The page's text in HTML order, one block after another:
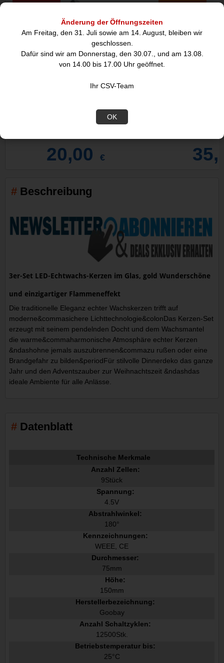
Änderung der Öffnungszeiten
Am Freitag, den 31. Juli sowie am 14. August, bleiben wir
geschlossen.
Dafür sind wir am Donnerstag, den 30.07., und am 13.08.
von 14.00 bis 17.00 Uhr geöffnet.
Ihr CSV-Team
OK
2-fach Gartensteckdose mit Funk-
Fernbedienung,
20,00 €
Beschreibung
3er-Set LED-Echtwachs-Kerzen im Glas, gold Wunderschöne
und einzigartiger Flammeneffekt
Die traditionelle Eleganz echter Wachskerzen trifft auf
moderne&commasichere Lichttechnologie&colonDas Kerzen-Set
erzeugt mit seinem pendelnden Docht und dem Wachsmantel
die warme&commaharmonische Atmosphäre echter Kerzen
&ndashohne jemals auszubrennen&commazu rußen oder eine
Brandgefahr zu bilden&periodFür stilvolle Dinnerdeko das ganze
Jahr und den Adventszauber zur Weihnachtszeit &ndashdas
ideale Ambiente für alle Anlässe.
Datenblatt
Technische Merkmale
Anzahl Zellen:
9Stück
Spannung:
4.5V
Abstrahlwinkel:
180°
Kennzeichnungen:
WEEE, CE
Durchmesser:
75mm
Höhe:
150mm
Herstellerbezeichnung:
Goobay
Anzahl Schaltzyklen:
12500Stk.
Betriebstemperatur bis:
25°C